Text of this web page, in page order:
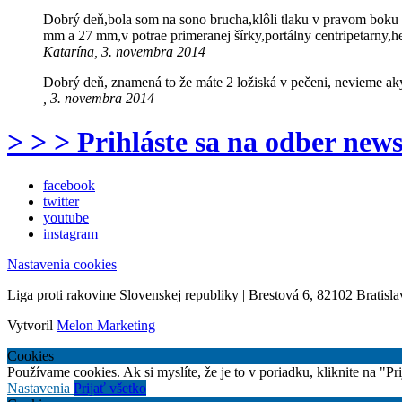
Dobrý deň,bola som na sono brucha,klôli tlaku v pravom
mm a 27 mm,v potrae primeranej šírky,portálny
Katarína, 3. novembra 2014
Dobrý deň, znamená to že máte 2 ložiská v pečeni, nevieme
, 3. novembra 2014
> > > Prihláste sa na odber
facebook
twitter
youtube
instagram
Nastavenia cookies
Liga proti rakovine Slovenskej republiky | Brestová 6, 82102
Vytvoril Melon Marketing
Cookies
Používame cookies. Ak si myslíte, že je to v poriadku, kliknite na
Nastavenia Prijať všetko